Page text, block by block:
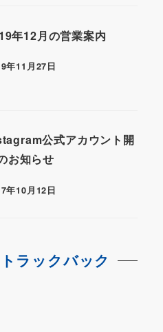
年12月の営業案内
年11月27日
公式アカウント開
お知らせ
年10月12日
ラックバック